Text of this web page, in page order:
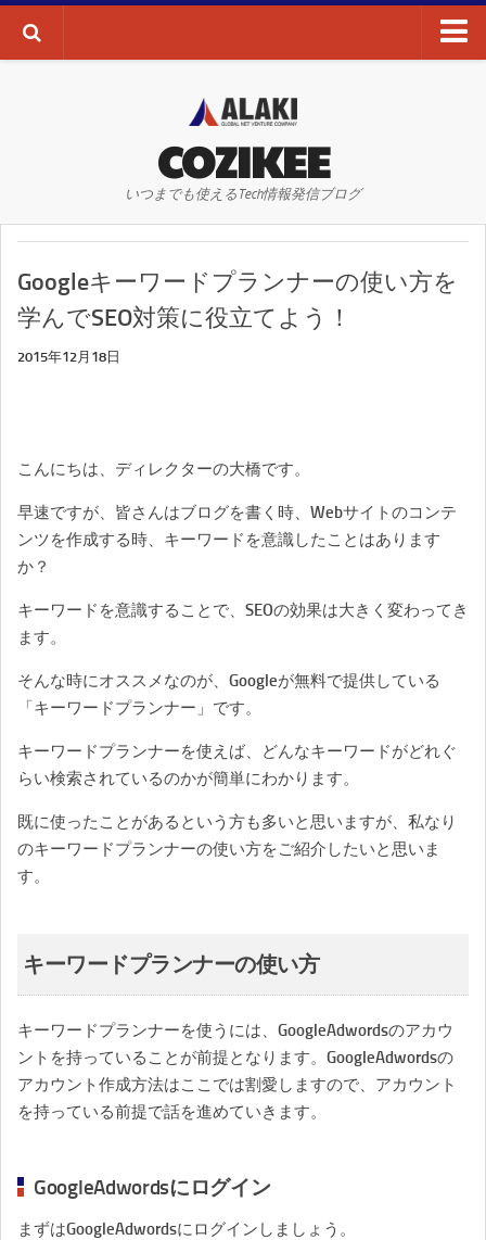
AI・ディープラーニング
WEBサイト
WEBマーケティング
SEO
SNS
COZIKEE
いつまでも使えるTech情報発信ブログ
Googleキーワードプランナーの使い方を
学んでSEO対策に役立てよう！
2015年12月18日
こんにちは、ディレクターの大橋です。
早速ですが、皆さんはブログを書く時、Webサイトのコンテ
ンツを作成する時、キーワードを意識したことはあります
か？
キーワードを意識することで、SEOの効果は大きく変わってき
ます。
そんな時にオススメなのが、Googleが無料で提供している
「キーワードプランナー」です。
キーワードプランナーを使えば、どんなキーワードがどれぐ
らい検索されているのかが簡単にわかります。
既に使ったことがあるという方も多いと思いますが、私なり
のキーワードプランナーの使い方をご紹介したいと思いま
す。
キーワードプランナーの使い方
キーワードプランナーを使うには、GoogleAdwordsのアカウ
ントを持っていることが前提となります。GoogleAdwordsの
アカウント作成方法はここでは割愛しますので、アカウント
を持っている前提で話を進めていきます。
GoogleAdwordsにログイン
まずはGoogleAdwordsにログインしましょう。